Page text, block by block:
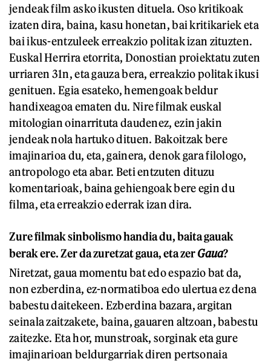
jendeak film asko ikusten dituela. Oso kritikoak
izaten dira, baina, kasu honetan, bai kritikariek eta
bai ikus-entzuleek erreakzio politak izan zituzten.
Euskal Herrira etorrita, Donostian proiektatu zuten
urriaren 31n, eta gauza bera, erreakzio politak ikusi
genituen. Egia esateko, hemengoak beldur
handixeagoa ematen du. Nire filmak euskal
mitologian oinarrituta daudenez, ezin jakin
jendeak nola hartuko dituen. Bakoitzak bere
imajinarioa du, eta, gainera, denok gara filologo,
antropologo eta abar. Beti entzuten dituzu
komentarioak, baina gehiengoak bere egin du
filma, eta erreakzio ederrak izan dira.
Zure filmak sinbolismo handia du, baita gauak
berak ere. Zer da zuretzat gaua, eta zerGaua?
Niretzat, gaua momentu bat edo espazio bat da,
non ezberdina, ez-normatiboa edo ulertua ez dena
babestu daitekeen. Ezberdina bazara, argitan
seinala zaitzakete, baina, gauaren altzoan, babestu
zaitezke. Eta hor, munstroak, sorginak eta gure
imajinarioan beldurgarriak diren pertsonaia